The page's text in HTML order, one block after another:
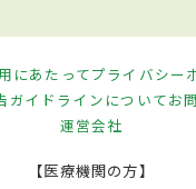
にあたってプライバシー
ガイドラインについてお
運営会社
【医療機関の方】